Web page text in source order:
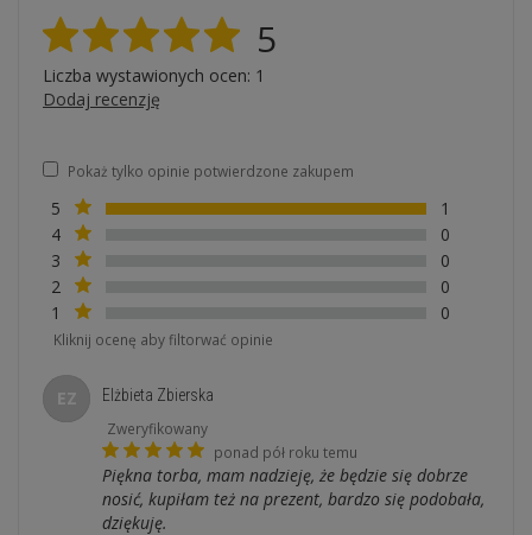
5
Liczba wystawionych ocen: 1
Dodaj recenzję
Pokaż tylko opinie potwierdzone zakupem
5
1
4
0
3
0
2
0
1
0
Kliknij ocenę aby filtorwać opinie
EZ
Elżbieta Zbierska
Zweryfikowany
ponad pół roku temu
Piękna torba, mam nadzieję, że będzie się dobrze
nosić, kupiłam też na prezent, bardzo się podobała,
dziękuję.